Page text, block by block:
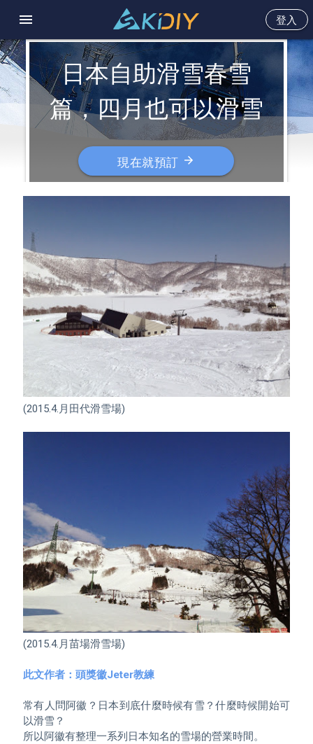
menu 登入
日本自助滑雪春雪
篇，四月也可以滑雪
現在就預訂 arrow_forward
(2015.4.月田代滑雪場)
(2015.4.月苗場滑雪場)
此文作者：頭獎徽Jeter教練
常有人問阿徽？日本到底什麼時候有雪？什麼時候開始可
以滑雪？
所以阿徽有整理一系列日本知名的雪場的營業時間。